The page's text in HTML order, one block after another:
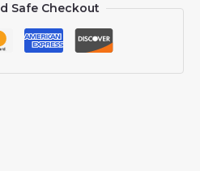
Safe Checkout